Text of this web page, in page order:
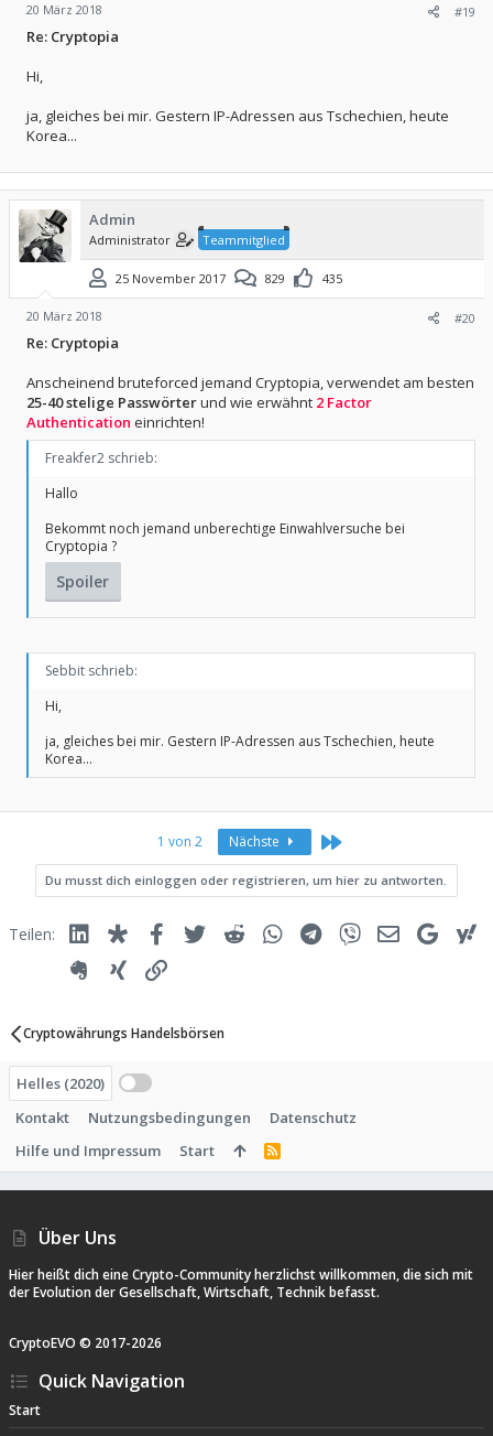
20 März 2018 #19
Re: Cryptopia
Hi,
ja, gleiches bei mir. Gestern IP-Adressen aus Tschechien, heute
Korea...
Admin
Administrator Teammitglied
25 November 2017 829 435
20 März 2018 #20
Re: Cryptopia
Anscheinend bruteforced jemand Cryptopia, verwendet am besten
25-40 stelige Passwörterund wie erwähnt 2 Factor
Authentication einrichten!
Freakfer2 schrieb:
Hallo
Bekommt noch jemand unberechtige Einwahlversuche bei
Cryptopia ?
Spoiler
Sebbit schrieb:
Hi,
ja, gleiches bei mir. Gestern IP-Adressen aus Tschechien, heute
Korea...
1 von 2 Nächste Letzte
Du musst dich einloggen oder registrieren, um hier zu antworten.
Teilen: Linked InDiasporaFacebook
Twitter Reddit WhatsAppTelegramViber E-Mail Google
Evernote
Xing
Cryptowährungs Handelsbörsen
Helles (2020)
Kontakt
Nutzungsbedingungen
Datenschutz
Hilfe und Impressum
Start
R
Über Uns
Hier heißt dich eine Crypto-Community herzlichst willkommen, die sich mit
der Evolution der Gesellschaft, Wirtschaft, Technik befasst.
CryptoEVO © 2017-2026
Quick Navigation
Start